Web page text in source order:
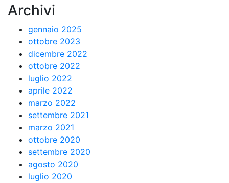
Archivi
gennaio 2025
ottobre 2023
dicembre 2022
ottobre 2022
luglio 2022
aprile 2022
marzo 2022
settembre 2021
marzo 2021
ottobre 2020
settembre 2020
agosto 2020
luglio 2020